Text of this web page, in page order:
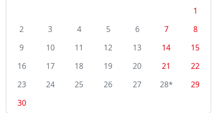
1
2
3 4 5 6 7
8
9
10 11 12 13 14
15
16
17 18 19 20 21
22
23
24 25 26 27 28*
29
30